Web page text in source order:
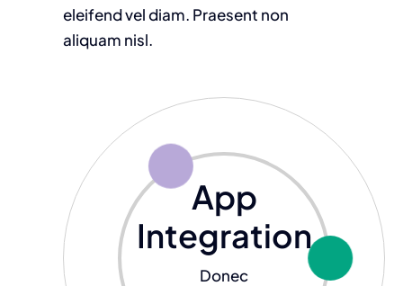
eleifend vel diam. Praesent non
aliquam nisl.
App
Integration
Donec